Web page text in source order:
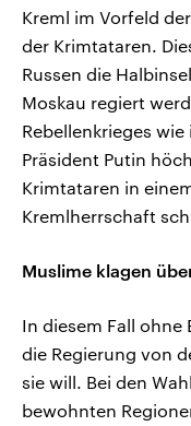
Kreml im Vorfeld
der Krimtataren.
Russen die
Moskau regiert
Rebellenkrieges
Präsident Putin
Krimtataren in
Kremlherrschaft
Muslime klagen
In diesem Fall
die Regierung von
sie will. Bei den
bewohnten